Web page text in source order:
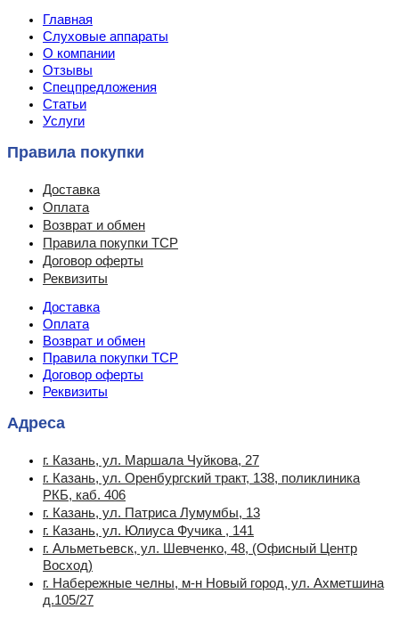
Главная
Слуховые аппараты
О компании
Отзывы
Спецпредложения
Статьи
Услуги
Правила покупки
Доставка
Оплата
Возврат и обмен
Правила покупки ТСР
Договор оферты
Реквизиты
Доставка
Оплата
Возврат и обмен
Правила покупки ТСР
Договор оферты
Реквизиты
Адреса
г. Казань, ул. Маршала Чуйкова, 27
г. Казань, ул. Оренбургский тракт, 138, поликлиника
РКБ, каб. 406
г. Казань, ул. Патриса Лумумбы, 13
г. Казань, ул. Юлиуса Фучика , 141
г. Альметьевск, ул. Шевченко, 48, (Офисный Центр
Восход)
г. Набережные челны, м-н Новый город, ул. Ахметшина
д.105/27